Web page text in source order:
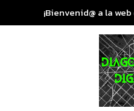
¡Bienvenid@ a la